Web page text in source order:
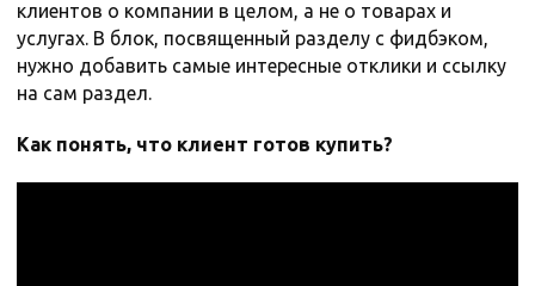
клиентов о компании в целом, а не о товарах и
услугах. В блок, посвященный разделу с фидбэком,
нужно добавить самые интересные отклики и ссылку
на сам раздел.
Как понять, что клиент готов купить?